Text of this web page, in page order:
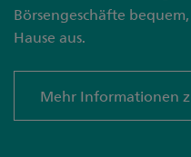
Börsengeschäfte
Hause aus.
Mehr Informationen